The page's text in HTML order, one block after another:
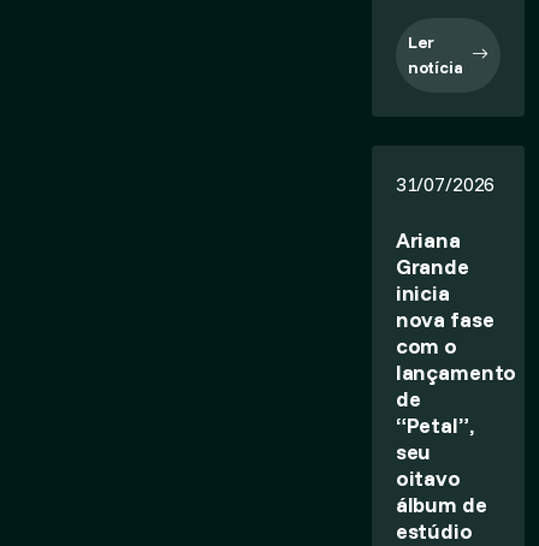
Ler
notícia
31/07/2026
Ariana
Grande
inicia
nova fase
com o
lançamento
de
“Petal”,
seu
oitavo
álbum de
estúdio